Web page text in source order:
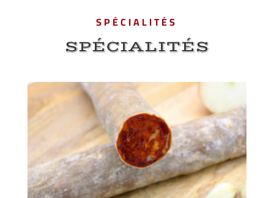
SPÉCIALITÉS
SPÉCIALITÉS